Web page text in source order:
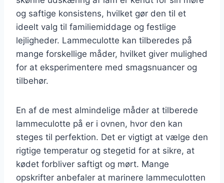
og saftige konsistens, hvilket gør den til et
ideelt valg til familiemiddage og festlige
lejligheder. Lammeculotte kan tilberedes på
mange forskellige måder, hvilket giver mulighed
for at eksperimentere med smagsnuancer og
tilbehør.
En af de mest almindelige måder at tilberede
lammeculotte på er i ovnen, hvor den kan
steges til perfektion. Det er vigtigt at vælge den
rigtige temperatur og stegetid for at sikre, at
kødet forbliver saftigt og mørt. Mange
opskrifter anbefaler at marinere lammeculotten